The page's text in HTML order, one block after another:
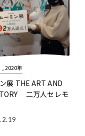
, 2020年
展 THE ART AND
二万人セレモ